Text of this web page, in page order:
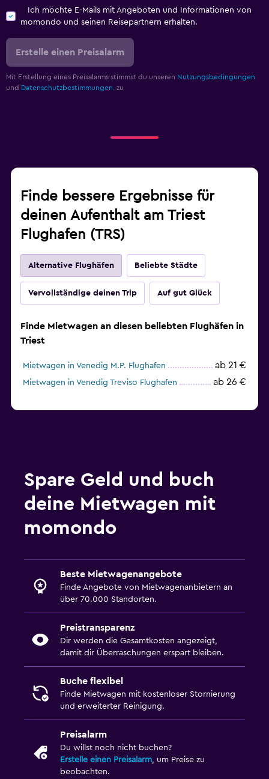
Ich möchte E-Mails mit Angeboten und Informationen von
momondo und seinen Reisepartnern erhalten.
Erstelle einen Preisalarm
Mit Erstellung eines Preisalarms stimmst du unseren Nutzungsbedingungen
und Datenschutzbestimmungen. zu
Finde bessere Ergebnisse für
deinen Aufenthalt am Triest
Flughafen (TRS)
Alternative Flughäfen Beliebte Städte
Vervollständige deinen Trip Auf gut Glück
Finde Mietwagen an diesen beliebten Flughäfen in
Triest
Mietwagen in Venedig M.P. Flughafen ab 21 €
Mietwagen in Venedig Treviso Flughafen ab 26 €
Spare Geld und buch
deine Mietwagen mit
momondo
Beste Mietwagenangebote
Finde Angebote von Mietwagenanbietern an
über 70.000 Standorten.
Preistransparenz
Dir werden die Gesamtkosten angezeigt,
damit dir Überraschungen erspart bleiben.
Buche flexibel
Finde Mietwagen mit kostenloser Stornierung
und erweiterter Reinigung.
Preisalarm
Du willst noch nicht buchen?
Erstelle einen Preisalarm, um Preise zu
beobachten.